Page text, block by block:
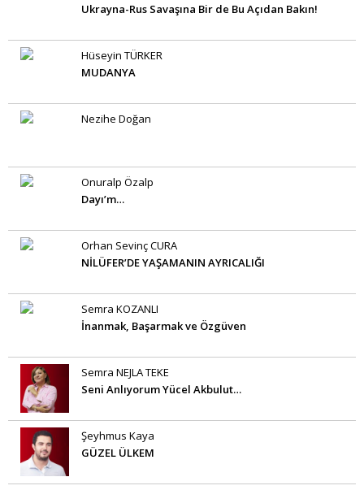
Ukrayna-Rus Savaşına Bir de Bu Açıdan Bakın!
Hüseyin TÜRKER
MUDANYA
Nezihe Doğan
Onuralp Özalp
Dayı’m…
Orhan Sevinç CURA
NİLÜFER’DE YAŞAMANIN AYRICALIĞI
Semra KOZANLI
İnanmak, Başarmak ve Özgüven
Semra NEJLA TEKE
Seni Anlıyorum Yücel Akbulut…
Şeyhmus Kaya
GÜZEL ÜLKEM